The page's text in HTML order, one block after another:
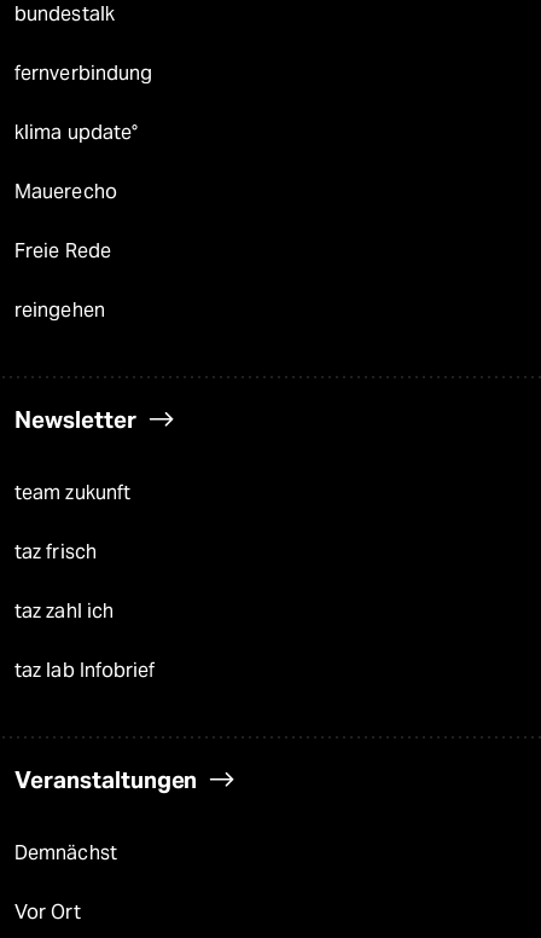
bundestalk
fernverbindung
klima update°
Mauerecho
Freie Rede
reingehen
Newsletter
team zukunft
taz frisch
taz zahl ich
taz lab Infobrief
Veranstaltungen
Demnächst
Vor Ort